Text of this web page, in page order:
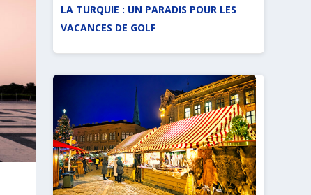
LA TURQUIE : UN PARADIS POUR LES
VACANCES DE GOLF